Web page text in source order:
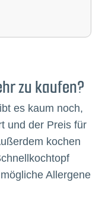
zu kaufen?
es kaum noch,
und der Preis für
kochen
Allergene